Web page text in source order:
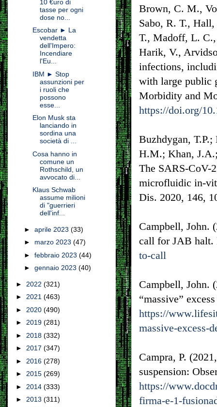
Brown, C. M.,
Sabo, R. T.,
T., Madoff, L.
Harik, V.,
infections,
with large public
Morbidity and
https://doi.org/
Buzhdygan,
H.M.; Khan,
The SARS-CoV-
microfluidic in-
Dis. 2020, 146,
Campbell, John.
call for JAB halt.
to-call
Campbell, John.
“massive”
https://
massive-excess-
Campra, P.
suspension:
https://
firma-e-1-
10 €uro di
tasse per ogni
dose no...
Escobar ► La
vendetta
dell'Impero:
Incendiare
l'Eu...
IBM ► Stop
assunzioni per
i ruoli che
possono
esse...
Elon Musk sta
lanciando in
sordina una
società di ...
Cosa hanno in
comune un
Rothschild, un
avvocato di...
Klaus Schwab
assume milioni
di "guerrieri
dell'inf...
► aprile 2023 (33)
► marzo 2023 (47)
► febbraio 2023 (44)
► gennaio 2023 (40)
► 2022 (321)
► 2021 (463)
► 2020 (490)
► 2019 (281)
► 2018 (332)
► 2017 (347)
► 2016 (278)
► 2015 (269)
► 2014 (333)
► 2013 (311)